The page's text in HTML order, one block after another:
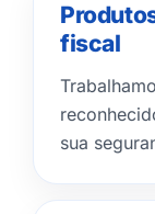
fiscal
sua